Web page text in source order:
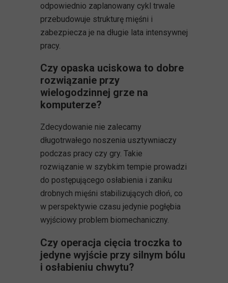
odpowiednio zaplanowany cykl trwale
przebudowuje strukturę mięśni i
zabezpiecza je na długie lata intensywnej
pracy.
Czy opaska uciskowa to dobre
rozwiązanie przy
wielogodzinnej grze na
komputerze?
Zdecydowanie nie zalecamy
długotrwałego noszenia usztywniaczy
podczas pracy czy gry. Takie
rozwiązanie w szybkim tempie prowadzi
do postępującego osłabienia i zaniku
drobnych mięśni stabilizujących dłoń, co
w perspektywie czasu jedynie pogłębia
wyjściowy problem biomechaniczny.
Czy operacja cięcia troczka to
jedyne wyjście przy silnym bólu
i osłabieniu chwytu?